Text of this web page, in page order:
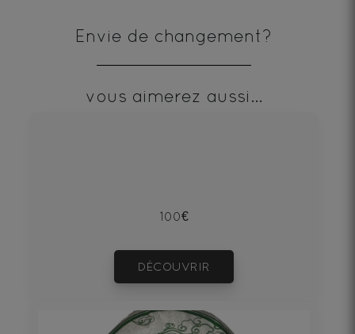
Envie de changement?
vous aimerez aussi...
100€
DÉCOUVRIR